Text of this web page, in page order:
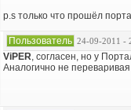
p.s только что прошёл
Пользователь 24-09-2011 -
ViPER, согласен, но у
Аналогично не